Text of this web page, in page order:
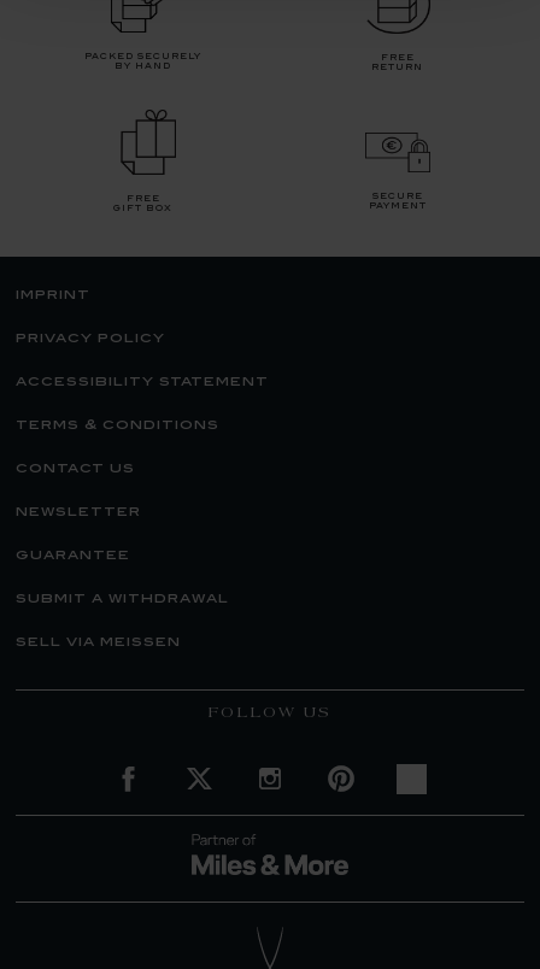
packed securely
by hand
free
return
free
gift box
secure
payment
imprint
privacy policy
accessibility statement
terms & conditions
contact us
newsletter
guarantee
submit a withdrawal
sell via meissen
FOLLOW US